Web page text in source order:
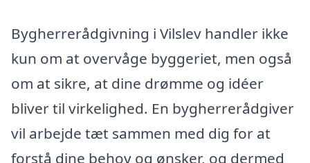
Bygherrerådgivning i Vilslev handler ikke
kun om at overvåge byggeriet, men også
om at sikre, at dine drømme og idéer
bliver til virkelighed. En bygherrerådgiver
vil arbejde tæt sammen med dig for at
forstå dine behov og ønsker, og dermed